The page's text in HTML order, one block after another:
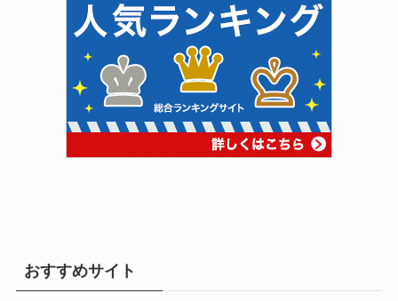
おすすめサイト